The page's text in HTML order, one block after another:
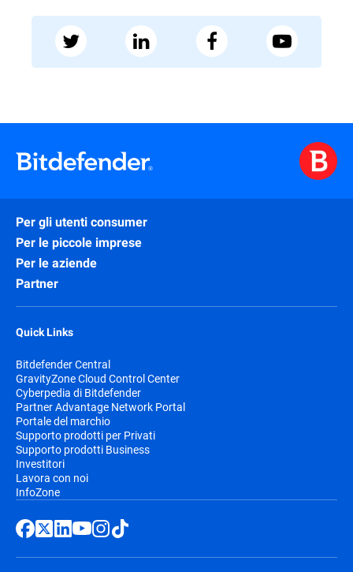
Per gli utenti consumer
Per le piccole imprese
Per le aziende
Partner
Quick Links
Bitdefender Central
GravityZone Cloud Control Center
Cyberpedia di Bitdefender
Partner Advantage Network Portal
Portale del marchio
Supporto prodotti per Privati
Supporto prodotti Business
Investitori
Lavora con noi
InfoZone